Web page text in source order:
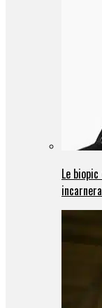
Le